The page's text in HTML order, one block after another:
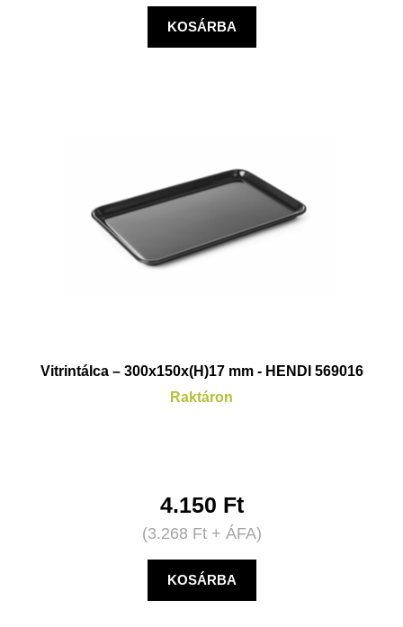
KOSÁRBA
Vitrintálca – 300x150x(H)17 mm - HENDI 569016
Raktáron
4.150 Ft
(3.268 Ft+ ÁFA)
KOSÁRBA